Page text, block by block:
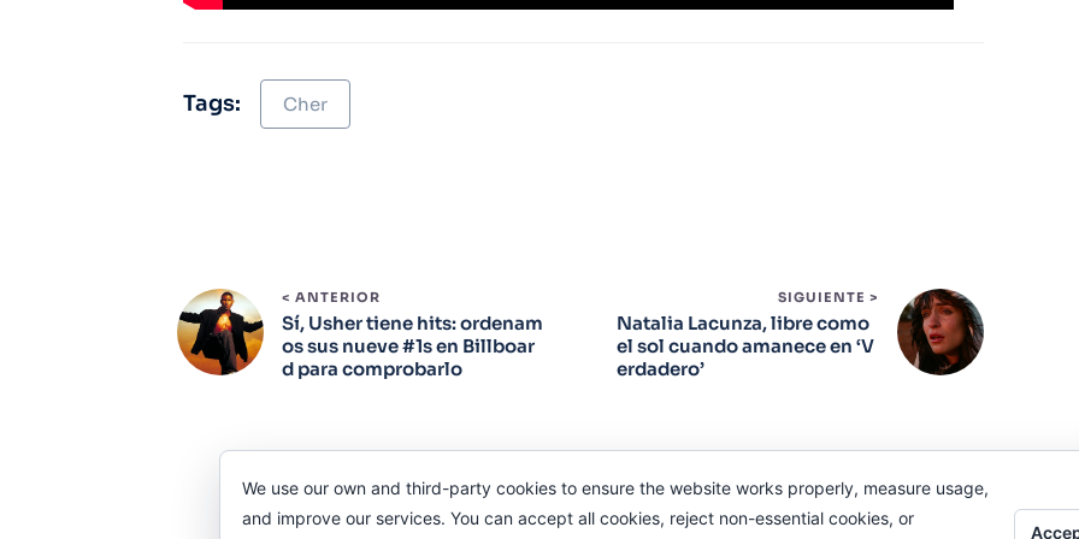
Tags: Cher
< ANTERIOR
Sí, Usher tiene hits: ordenam
os sus nueve #1s en Billboar
d para comprobarlo
SIGUIENTE >
Natalia Lacunza, libre como
el sol cuando amanece en ‘V
erdadero’
We use our own and third-party cookies to ensure the website works properly, measure usage,
and improve our services. You can accept all cookies, reject non-essential cookies, or